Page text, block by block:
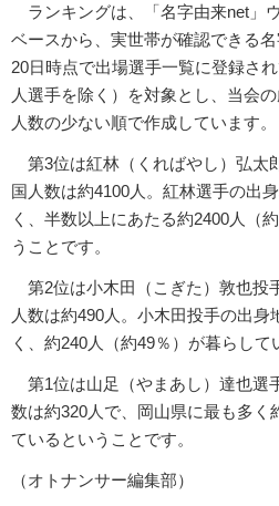
ランキングは、「名字由来net」
ベースから、実世帯が確認できる
20日時点で出場選手一覧に登録さ
人選手を除く）を対象とし、当会
人数の少ない順で作成しています。
第3位は紅林（くればやし）弘太
国人数は約4100人。紅林選手の出
く、半数以上にあたる約2400人（
うことです。
第2位は小木田（こぎた）敦也投
人数は約490人。小木田投手の出身
く、約240人（約49％）が暮らして
第1位は山足（やまあし）達也選
数は約320人で、岡山県に最も多く
ているということです。
（オトナンサー編集部）